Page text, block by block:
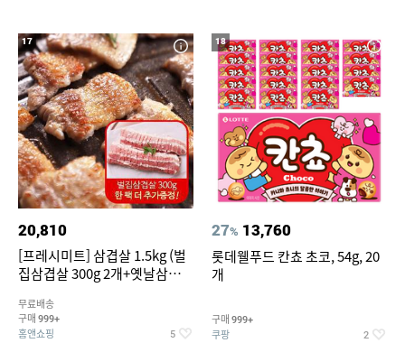
17
20,810
[프레시미트] 삼겹살 1.5kg (벌
집삼겹살 300g 2개+옛날삼겹살
팩 추가증정)
무료배송
구매 999+
홈앤쇼핑 5
18
27% 13,760
롯데웰푸드 칸쵸 초코, 54g, 20
개
구매 999+
쿠팡 2